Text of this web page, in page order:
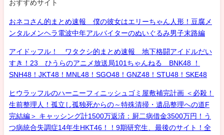
おすすめサイト
おネコさん的まとめ速報 僕の彼女はエリーちゃん人形！豆腐メ
ンタルメンヘラ電波中年アルバイターのぬいぐるみ男子末路編
アイドッフル！ ワタクシ的まとめ速報 地下格闘アイドルだい
すき！23 ひうらのアニメ放送局101ちゃんねる BNK48 ！
SNH48！JKT48！MNL48！SGO48！GNZ48！STU48！SKE48
ヒウラッフルのハーニーフィニッシュゴミ屋敷補完計画 ＜必殺！
生前整理人！孤立し孤独死からの～特殊清掃・遺品整理への道F
完結編＞ キャッシング計1500万返済：厨二病借金3500万円！う
つ病統合失調症14年生HKT46！！9期研究生、最後のサイト！全